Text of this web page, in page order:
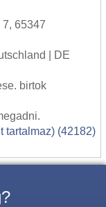
65347
| DE
birtok
tartalmaz) (42182)